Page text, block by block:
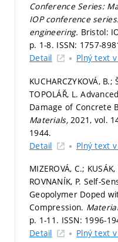
Conference Series:
IOP conference
engineering. Bristol:
p. 1-8. ISSN: 1757-
Detail
Plný text
KUCHARCZYKOVÁ,
TOPOLÁŘ, L.
Damage of Concrete
Materials, 2021, vol.
1944.
Detail
Plný text
MIZEROVÁ, C.;
ROVNANÍK, P. Self-
Geopolymer Doped
Compression.
p. 1-11. ISSN: 1996-
Detail
Plný text